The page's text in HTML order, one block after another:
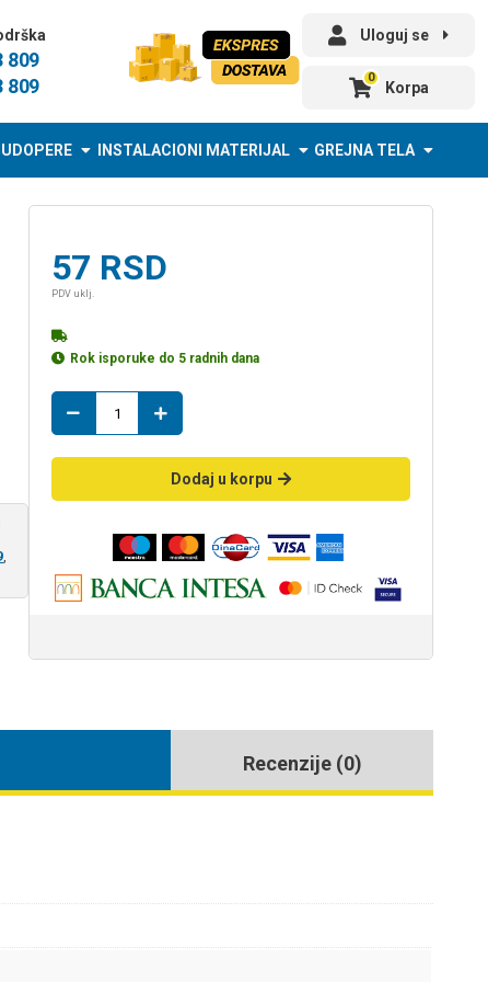
809
809
Uloguj se
0
Korpa
INSTALACIONI MATERIJAL GREJNA TELA
,
57 RSD
PDV uklj.
Rok isporuke do 5 radnih dana
cep
Dodaj u korpu
Recenzije (0)